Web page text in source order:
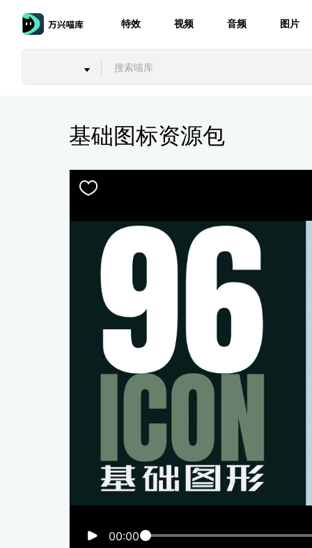
特效 视频 音频 图片
基础图标资源包
00:00